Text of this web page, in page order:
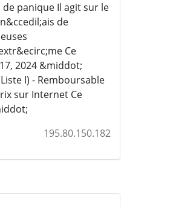
panique Il agit sur le
de
Ce
2024 &middot;
I) - Remboursable
sur Internet Ce
195.80.150.182